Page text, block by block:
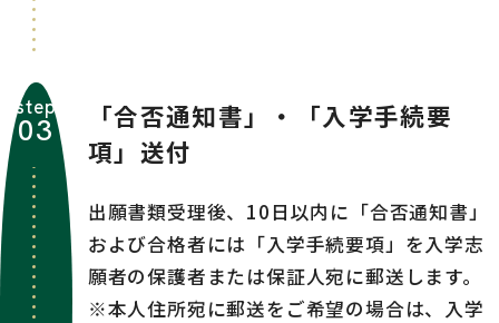
step
03
「合否通知書」・「入学手続要
項」送付
出願書類受理後、10日以内に「合否通知書」
および合格者には「入学手続要項」を入学志
願者の保護者または保証人宛に郵送します。
※本人住所宛に郵送をご希望の場合は、入学